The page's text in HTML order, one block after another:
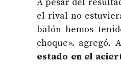
el rival no
balón hemos
choque». agregó.
estado en el